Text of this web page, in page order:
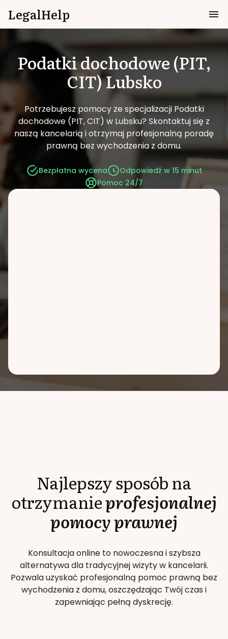
LegalHelp
Podatki dochodowe (PIT,
CIT)Lubsko
Potrzebujesz pomocy ze specjalizacji Podatki
dochodowe (PIT, CIT) w Lubsku? Skontaktuj się z
naszą kancelarią i otrzymaj profesjonalną poradę
prawną bez wychodzenia z domu.
Bezpłatna wycena
Odpowiedź w 15 minut
Pomoc 24/7
Najlepszy sposób na
otrzymanieprofesjonalnej
pomocy prawnej
Konsultacja online to nowoczesna i szybsza
alternatywa dla tradycyjnej wizyty w kancelarii.
Pozwala uzyskać profesjonalną pomoc prawną bez
wychodzenia z domu, oszczędzając Twój czas i
zapewniając pełną dyskrecję.